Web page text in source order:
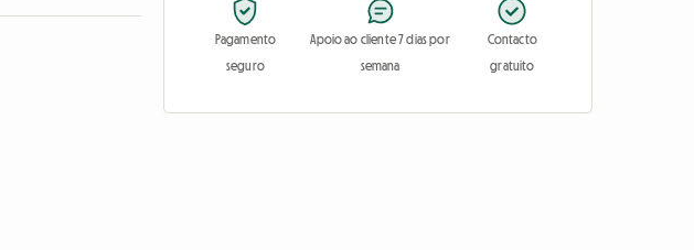
Pagamento
seguro
Apoio ao cliente 7 dias por
semana
Contacto
gratuito